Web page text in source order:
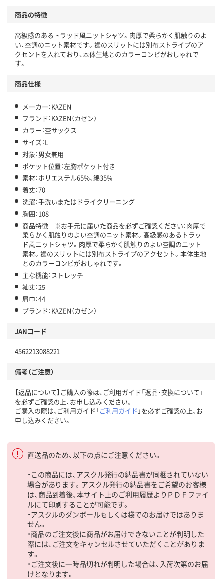
商品の特徴
高級感のあるトラッド風ニットシャツ。肉厚で柔らかく肌触りのよ
い、杢調のニット素材です。裾のスリットには別布ストライプのア
クセントを入れており、本体生地とのカラーコンビがおしゃれで
す。
商品仕様
メーカー：KAZEN
ブランド：KAZEN（カゼン）
カラー：杢サックス
サイズ：L
対象：男女兼用
ポケット位置：左胸ポケット付き
素材：ポリエステル65%、綿35%
着丈：70
洗濯：手洗いまたはドライクリーニング
胸囲：108
商品特徴 ※お手元に届いた商品を必ずご確認ください：肉厚で
柔らかく肌触りのよい杢調のニット素材。高級感のあるトラッ
ド風ニットシャツ。肉厚で柔らかく肌触りのよい杢調のニット
素材。裾のスリットには別布ストライプのアクセント。本体生地
とのカラーコンビがおしゃれです。
主な機能：ストレッチ
袖丈：25
肩巾：44
ブランド：KAZEN（カゼン）
JANコード
4562213088221
備考（ご注意）
【返品について】ご購入の際は、ご利用ガイド「返品・交換について」
を必ずご確認の上、お申し込みください。
ご購入の際は、ご利用ガイド「ご利用ガイド 」を必ずご確認の上、お
申し込みください。
直送品のため、以下の点にご注意ください。
・この商品には、アスクル発行の納品書が同梱されていない
場合があります。アスクル発行の納品書をご希望のお客様
は、商品到着後、本サイト上のご利用履歴よりＰＤＦファイ
ルにて印刷することが可能です。
・アスクルのダンボールもしくは袋でのお届けではありま
せん。
・商品のご注文後に商品がお届けできないことが判明した
際には、ご注文をキャンセルさせていただくことがありま
す。
・ご注文後に一時品切れが判明した場合は、入荷次第のお届
けとなります。